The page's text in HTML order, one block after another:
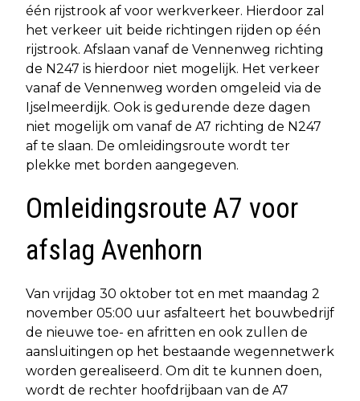
één rijstrook af voor werkverkeer. Hierdoor zal
het verkeer uit beide richtingen rijden op één
rijstrook. Afslaan vanaf de Vennenweg richting
de N247 is hierdoor niet mogelijk. Het verkeer
vanaf de Vennenweg worden omgeleid via de
Ijselmeerdijk. Ook is gedurende deze dagen
niet mogelijk om vanaf de A7 richting de N247
af te slaan. De omleidingsroute wordt ter
plekke met borden aangegeven.
Omleidingsroute A7 voor
afslag Avenhorn
Van vrijdag 30 oktober tot en met maandag 2
november 05:00 uur asfalteert het bouwbedrijf
de nieuwe toe- en afritten en ook zullen de
aansluitingen op het bestaande wegennetwerk
worden gerealiseerd. Om dit te kunnen doen,
wordt de rechter hoofdrijbaan van de A7